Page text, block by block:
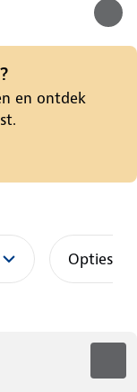
en ontdek
Opties